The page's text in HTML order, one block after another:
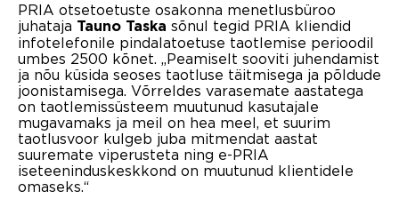
PRIA otsetoetuste osakonna menetlusbüroo
juhataja Tauno Taska sõnul tegid PRIA kliendid
infotelefonile pindalatoetuse taotlemise perioodil
umbes 2500 kõnet. „Peamiselt sooviti juhendamist
ja nõu küsida seoses taotluse täitmisega ja põldude
joonistamisega. Võrreldes varasemate aastatega
on taotlemissüsteem muutunud kasutajale
mugavamaks ja meil on hea meel, et suurim
taotlusvoor kulgeb juba mitmendat aastat
suuremate viperusteta ning e-PRIA
iseteeninduskeskkond on muutunud klientidele
omaseks.“